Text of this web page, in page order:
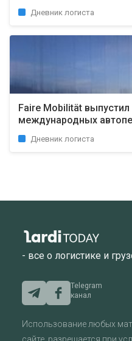
Дневник логиста
Faire Mobilität
международных
Дневник логиста
- все о логистике и
Telegram
канал
Использование любых